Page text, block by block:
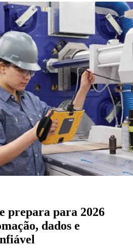
prepara para 2026
dados e